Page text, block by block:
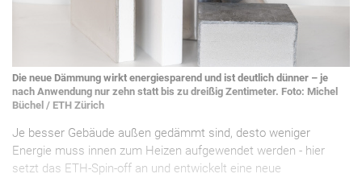
Die neue Dämmung wirkt energiesparend und ist deutlich dünner – je
nach Anwendung nur zehn statt bis zu dreißig Zentimeter. Foto: Michel
Büchel / ETH Zürich
Je besser Gebäude außen gedämmt sind, desto weniger
Energie muss innen zum Heizen aufgewendet werden - hier
setzt das ETH-Spin-off an und entwickelt eine neue